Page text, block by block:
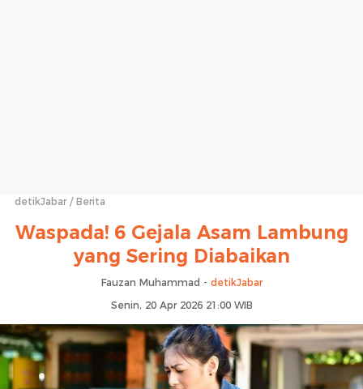
detikJabar Berita
Waspada! 6 Gejala Asam Lambung
yang Sering Diabaikan
Fauzan Muhammad - detikJabar
Senin, 20 Apr 2026 21:00 WIB